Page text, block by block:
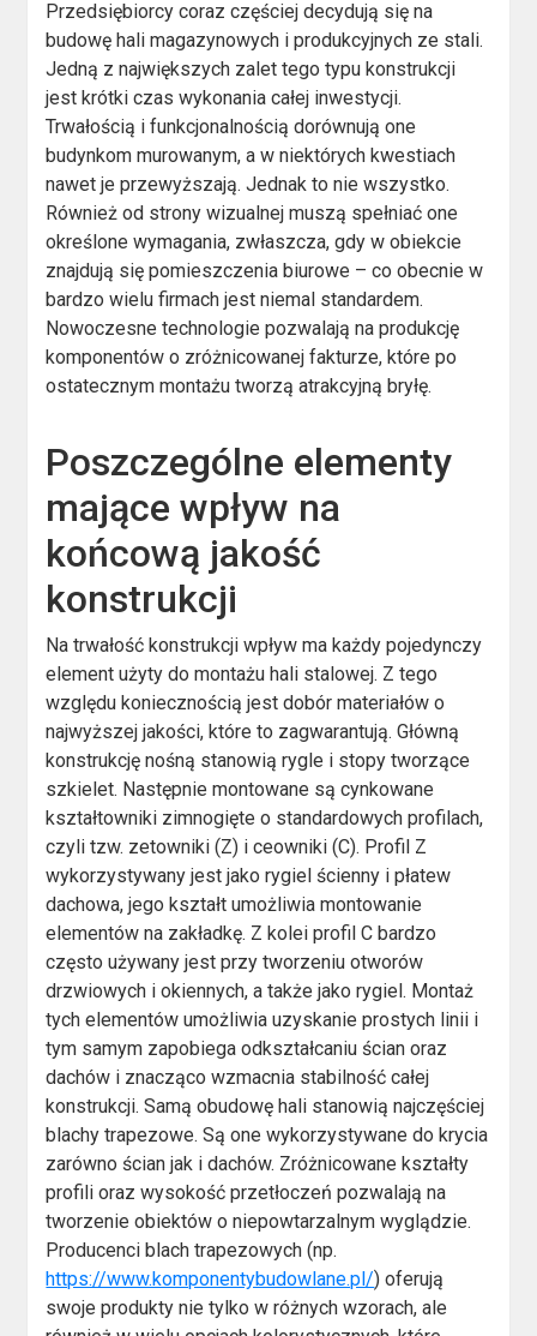
Przedsiębiorcy coraz częściej decydują się na
budowę hali magazynowych i produkcyjnych ze stali.
Jedną z największych zalet tego typu konstrukcji
jest krótki czas wykonania całej inwestycji.
Trwałością i funkcjonalnością dorównują one
budynkom murowanym, a w niektórych kwestiach
nawet je przewyższają. Jednak to nie wszystko.
Również od strony wizualnej muszą spełniać one
określone wymagania, zwłaszcza, gdy w obiekcie
znajdują się pomieszczenia biurowe – co obecnie w
bardzo wielu firmach jest niemal standardem.
Nowoczesne technologie pozwalają na produkcję
komponentów o zróżnicowanej fakturze, które po
ostatecznym montażu tworzą atrakcyjną bryłę.
Poszczególne elementy
mające wpływ na
końcową jakość
konstrukcji
Na trwałość konstrukcji wpływ ma każdy pojedynczy
element użyty do montażu hali stalowej. Z tego
względu koniecznością jest dobór materiałów o
najwyższej jakości, które to zagwarantują. Główną
konstrukcję nośną stanowią rygle i stopy tworzące
szkielet. Następnie montowane są cynkowane
kształtowniki zimnogięte o standardowych profilach,
czyli tzw. zetowniki (Z) i ceowniki (C). Profil Z
wykorzystywany jest jako rygiel ścienny i płatew
dachowa, jego kształt umożliwia montowanie
elementów na zakładkę. Z kolei profil C bardzo
często używany jest przy tworzeniu otworów
drzwiowych i okiennych, a także jako rygiel. Montaż
tych elementów umożliwia uzyskanie prostych linii i
tym samym zapobiega odkształcaniu ścian oraz
dachów i znacząco wzmacnia stabilność całej
konstrukcji. Samą obudowę hali stanowią najczęściej
blachy trapezowe. Są one wykorzystywane do krycia
zarówno ścian jak i dachów. Zróżnicowane kształty
profili oraz wysokość przetłoczeń pozwalają na
tworzenie obiektów o niepowtarzalnym wyglądzie.
Producenci blach trapezowych (np.
https://www.komponentybudowlane.pl/) oferują
swoje produkty nie tylko w różnych wzorach, ale